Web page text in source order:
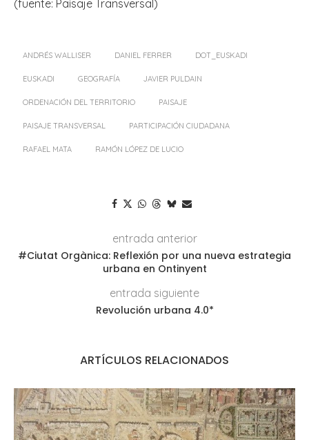
(fuente: Paisaje Transversal)
ANDRÉS WALLISER DANIEL FERRER DOT_EUSKADI
EUSKADI GEOGRAFÍA JAVIER PULDAIN
ORDENACIÓN DEL TERRITORIO PAISAJE
PAISAJE TRANSVERSAL PARTICIPACIÓN CIUDADANA
RAFAEL MATA RAMÓN LÓPEZ DE LUCIO
entrada anterior
#Ciutat Orgànica: Reflexión por una nueva estrategia
urbana en Ontinyent
entrada siguiente
Revolución urbana 4.0*
ARTÍCULOS RELACIONADOS